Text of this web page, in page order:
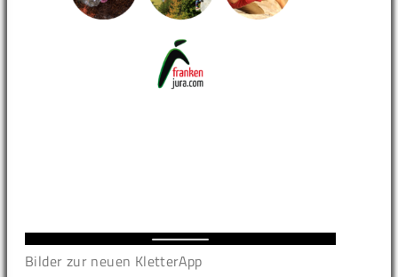
Bilder zur neuen KletterApp